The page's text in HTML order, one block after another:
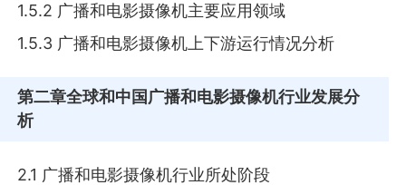
1.5.2 广播和电影摄像机主要应用领域
1.5.3 广播和电影摄像机上下游运行情况分析
第二章全球和中国广播和电影摄像机行业发展分
析
2.1 广播和电影摄像机行业所处阶段